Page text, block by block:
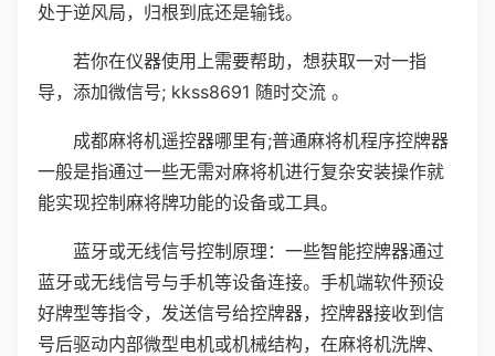
处于逆风局，归根到底还是输钱。
若你在仪器使用上需要帮助，想获取一对一指
导，添加微信号; kkss8691 随时交流 。
成都麻将机遥控器哪里有;普通麻将机程序控牌器
一般是指通过一些无需对麻将机进行复杂安装操作就
能实现控制麻将牌功能的设备或工具。
蓝牙或无线信号控制原理：一些智能控牌器通过
蓝牙或无线信号与手机等设备连接。手机端软件预设
好牌型等指令，发送信号给控牌器，控牌器接收到信
号后驱动内部微型电机或机械结构，在麻将机洗牌、